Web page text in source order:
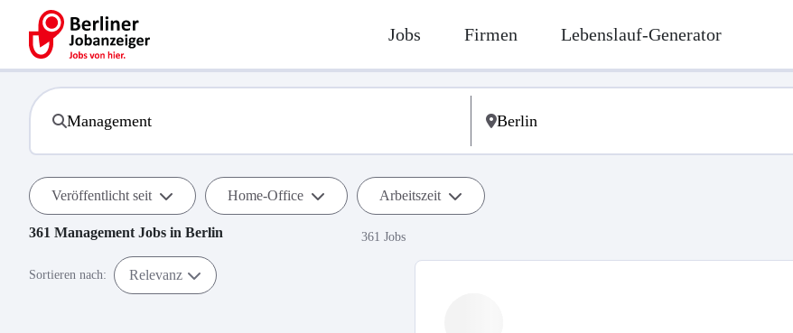
Jobs Firmen Lebenslauf-Generator
Veröffentlicht seit Home-Office Arbeitszeit
361 Management Jobs in Berlin 361 Jobs
Sortieren nach: Relevanz